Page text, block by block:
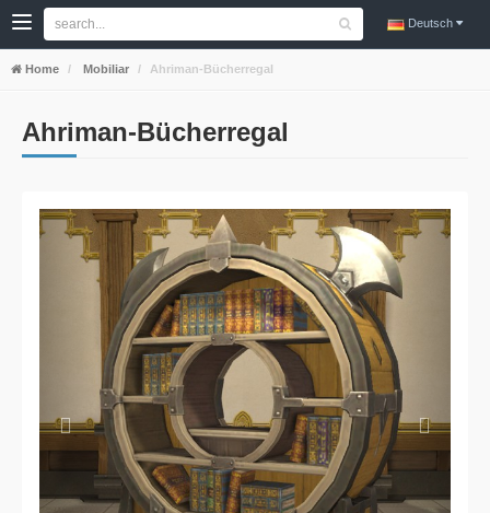
Deutsch
Home Mobiliar Ahriman-Bücherregal
Ahriman-Bücherregal